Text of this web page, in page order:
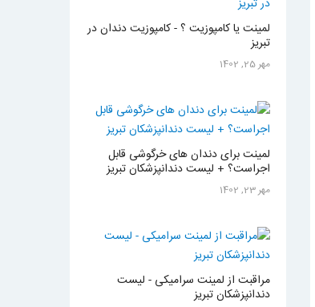
لمینت یا کامپوزیت ؟ - کامپوزیت دندان در
تبریز
مهر 25, 1402
لمینت برای دندان های خرگوشی قابل
اجراست؟ + لیست دندانپزشکان تبریز
مهر 23, 1402
مراقبت از لمینت سرامیکی - لیست
دندانپزشکان تبریز